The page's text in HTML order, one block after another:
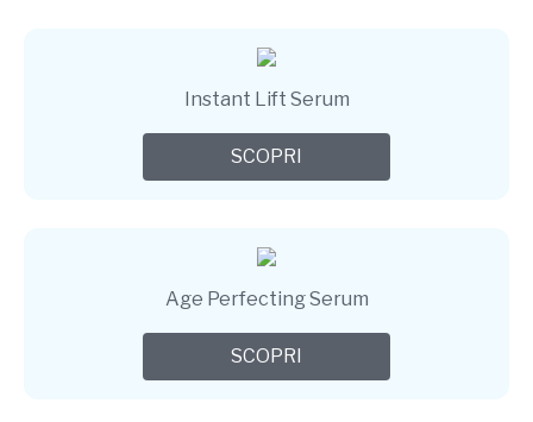
Instant Lift Serum
SCOPRI
Age Perfecting Serum
SCOPRI